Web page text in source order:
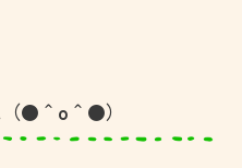
●＾o＾●）